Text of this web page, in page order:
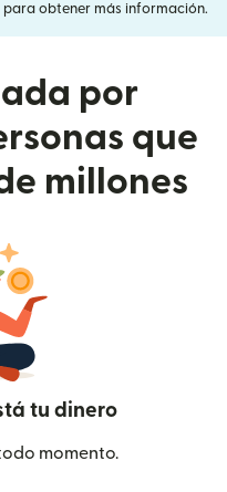
(se abre en una ventana nueva)
para obtener más información.
por
que
millones
tu dinero
momento.